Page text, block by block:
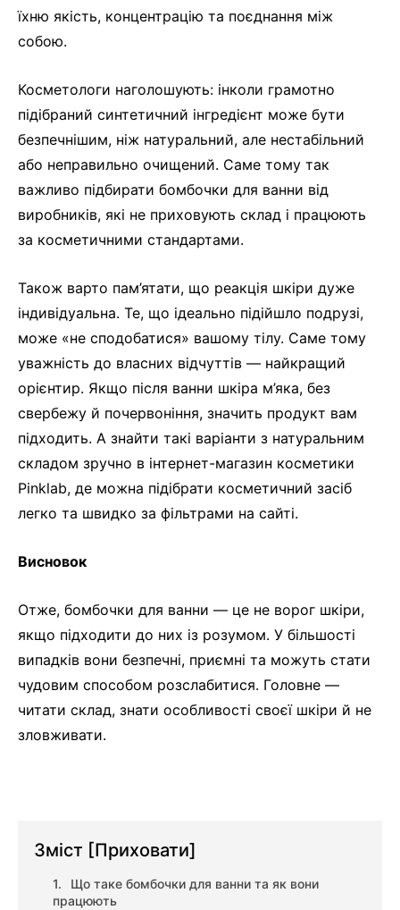
їхню якість, концентрацію та поєднання між
собою.
Косметологи наголошують: інколи грамотно
підібраний синтетичний інгредієнт може бути
безпечнішим, ніж натуральний, але нестабільний
або неправильно очищений. Саме тому так
важливо підбирати бомбочки для ванни від
виробників, які не приховують склад і працюють
за косметичними стандартами.
Також варто пам’ятати, що реакція шкіри дуже
індивідуальна. Те, що ідеально підійшло подрузі,
може «не сподобатися» вашому тілу. Саме тому
уважність до власних відчуттів — найкращий
орієнтир. Якщо після ванни шкіра м’яка, без
свербежу й почервоніння, значить продукт вам
підходить. А знайти такі варіанти з натуральним
складом зручно в інтернет-магазин косметики
Pinklab, де можна підібрати косметичний засіб
легко та швидко за фільтрами на сайті.
Висновок
Отже, бомбочки для ванни — це не ворог шкіри,
якщо підходити до них із розумом. У більшості
випадків вони безпечні, приємні та можуть стати
чудовим способом розслабитися. Головне —
читати склад, знати особливості своєї шкіри й не
зловживати.
Зміст [Приховати]
Що таке бомбочки для ванни та як вони
працюють